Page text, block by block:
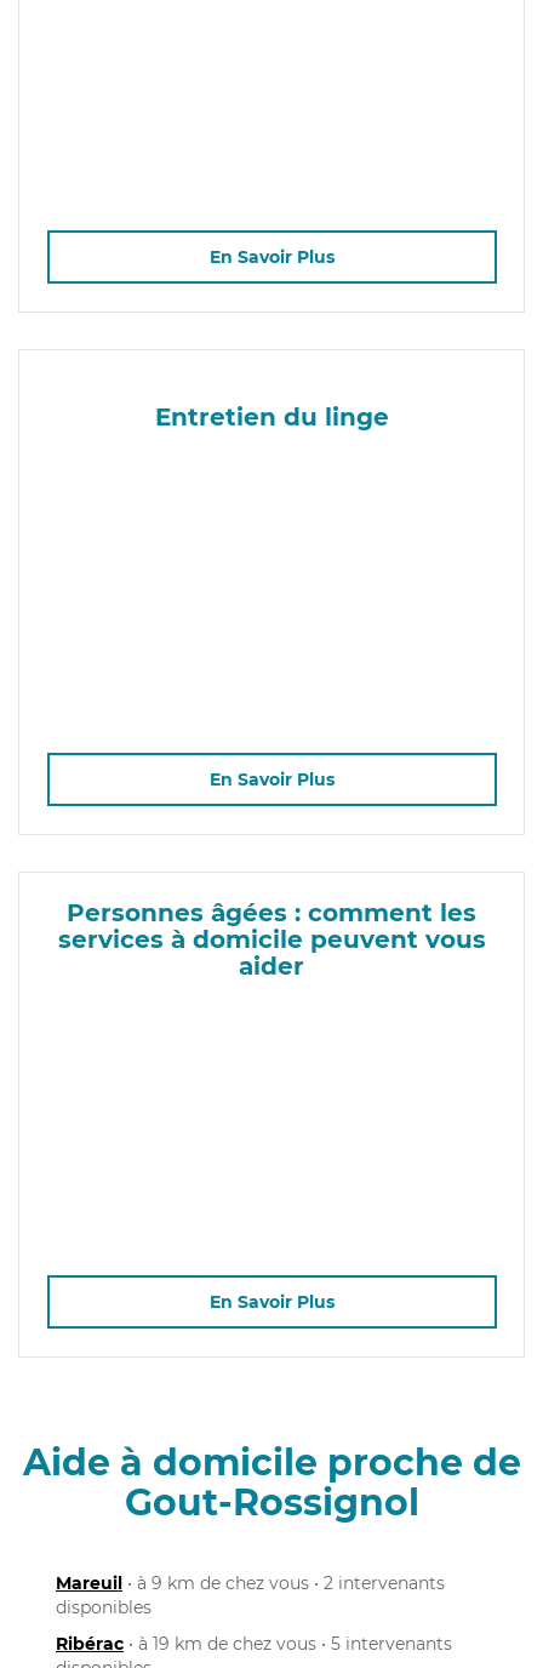
En Savoir Plus
Entretien du linge
En Savoir Plus
Personnes âgées : comment les
services à domicile peuvent vous
aider
En Savoir Plus
Aide à domicile proche de
Gout-Rossignol
Mareuil • à 9 km de chez vous • 2 intervenants
disponibles
Ribérac • à 19 km de chez vous • 5 intervenants